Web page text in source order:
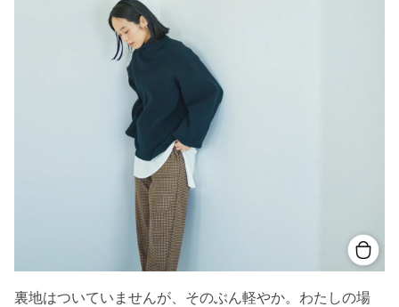
裏地はついていませんが、そのぶん軽やか。わたしの場